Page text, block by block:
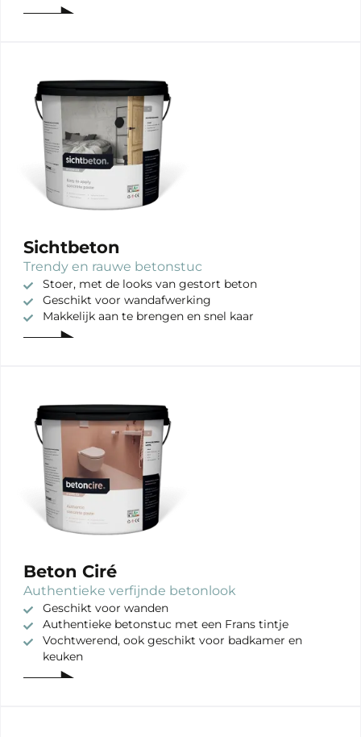
Sichtbeton
Trendy en rauwe betonstuc
Stoer, met de looks van gestort beton
Geschikt voor wandafwerking
Makkelijk aan te brengen en snel kaar
Beton Ciré
Authentieke verfijnde betonlook
Geschikt voor wanden
Authentieke betonstuc met een Frans tintje
Vochtwerend, ook geschikt voor badkamer en
keuken